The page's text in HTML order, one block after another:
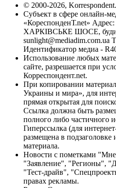
© 2000-2026,
Субъект в сфере онлайн-
«КореспонденТ.net» Адрес:
ХАРКІВСЬКЕ ШОСЕ,
sunlight@mediadim.com.ua
Идентификатор медиа -
Использование любых
сайте, разрешается при
Корреспондент.net.
При копировании
Украины и мира», для
прямая открытая для
Ссылка должна быть
полного либо частичного
Гиперссылка (для
размещена в подзаголовке
материала.
Новости с пометками
"Заявление", "Регионы",
"Тест-драйв",
правах рекламы.